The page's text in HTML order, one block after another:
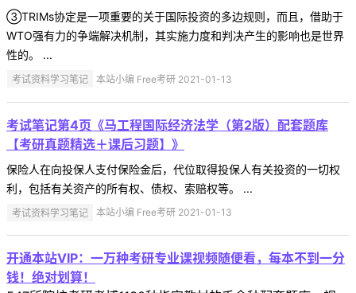
③TRIMs协定是一项重要的关于国际投资的多边规则，而且，借助于
WTO强有力的争端解决机制，其实施力度和判决产生的影响也是世界
性的。 ...
考试资料学习笔记 本站小编 Free考研 2021-01-13
考试笔记第4页《马工程国际经济法学（第2版）配套题库
【考研真题精选＋课后习题】》
保险人在向投保人支付保险金后，代位取得投保人有关投资的一切权
利，包括有关资产的所有权、债权、索赔权等。 ...
考试资料学习笔记 本站小编 Free考研 2021-01-13
开通本站VIP：一万种考研专业课视频随便看，每本不到一分
钱！绝对划算！